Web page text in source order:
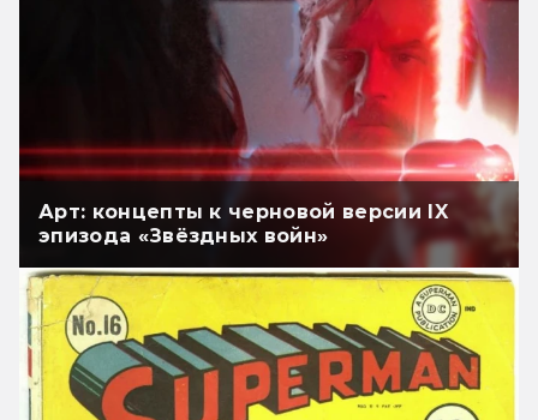
Арт: концепты к черновой версии IX
эпизода «Звёздных войн»